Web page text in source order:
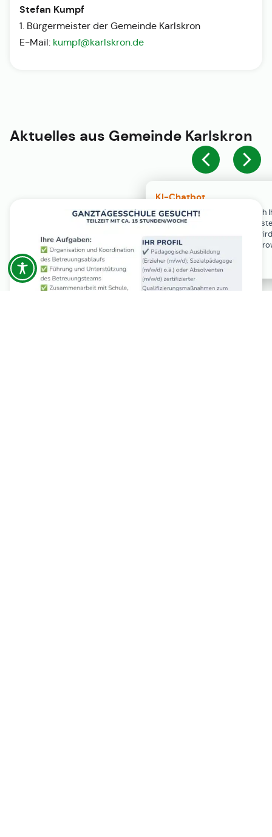
KI-Chatbot
Der KI-Chatbot steht erst nach
Einwilligung in den Cookie-
Verfügung. Der Chat-Verlauf
ausschließlich lokal in Ihrem
gespeichert.
Stefan Kumpf
1. Bürgermeister der Gemeinde Karlskron
E-Mail: kumpf@karlskron.de
Aktuelles aus Gemeinde Karlskron